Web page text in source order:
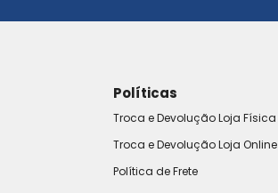
Políticas
Troca e Devolução Loja Física
Troca e Devolução Loja Online
Política de Frete